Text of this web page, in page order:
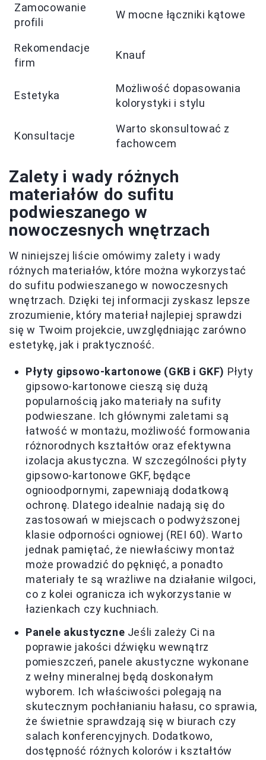
Zamocowanie
profili
W mocne łączniki kątowe
Rekomendacje
firm
Knauf
Estetyka
Możliwość dopasowania
kolorystyki i stylu
Konsultacje
Warto skonsultować z
fachowcem
Zalety i wady różnych
materiałów do sufitu
podwieszanego w
nowoczesnych wnętrzach
W niniejszej liście omówimy zalety i wady
różnych materiałów, które można wykorzystać
do sufitu podwieszanego w nowoczesnych
wnętrzach. Dzięki tej informacji zyskasz lepsze
zrozumienie, który materiał najlepiej sprawdzi
się w Twoim projekcie, uwzględniając zarówno
estetykę, jak i praktyczność.
Płyty gipsowo-kartonowe (GKB i GKF) Płyty
gipsowo-kartonowe cieszą się dużą
popularnością jako materiały na sufity
podwieszane. Ich głównymi zaletami są
łatwość w montażu, możliwość formowania
różnorodnych kształtów oraz efektywna
izolacja akustyczna. W szczególności płyty
gipsowo-kartonowe GKF, będące
ognioodpornymi, zapewniają dodatkową
ochronę. Dlatego idealnie nadają się do
zastosowań w miejscach o podwyższonej
klasie odporności ogniowej (REI 60). Warto
jednak pamiętać, że niewłaściwy montaż
może prowadzić do pęknięć, a ponadto
materiały te są wrażliwe na działanie wilgoci,
co z kolei ogranicza ich wykorzystanie w
łazienkach czy kuchniach.
Panele akustyczne Jeśli zależy Ci na
poprawie jakości dźwięku wewnątrz
pomieszczeń, panele akustyczne wykonane
z wełny mineralnej będą doskonałym
wyborem. Ich właściwości polegają na
skutecznym pochłanianiu hałasu, co sprawia,
że świetnie sprawdzają się w biurach czy
salach konferencyjnych. Dodatkowo,
dostępność różnych kolorów i kształtów